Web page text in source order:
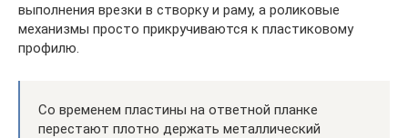
выполнения врезки в створку и раму, а роликовые
механизмы просто прикручиваются к пластиковому
профилю.
Со временем пластины на ответной планке
перестают плотно держать металлический